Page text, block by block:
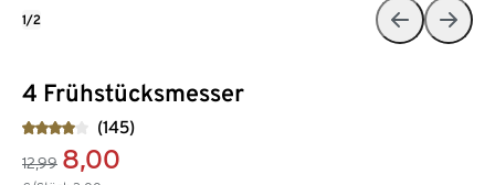
4 Frühstücksmesser
(145)
12,99 8,00
1/2